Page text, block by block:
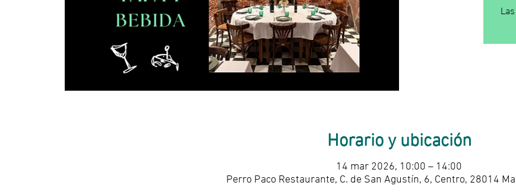
Horario y ubicación
14 mar 2026, 10:00 – 14:00
Perro Paco Restaurante, C. de San Agustín, 6, Centro, 28014